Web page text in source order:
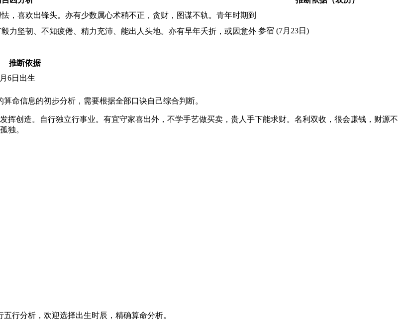
，喜欢出锋头。亦有少数属心术稍不正，贪财，图谋不轨。青年时期到
力坚韧、不知疲倦、精力充沛、能出人头地。亦有早年夭折，或因意外 参宿 (7月23日)
推断依据
6日出生
命信息的初步分析，需要根据全部口诀自己综合判断。
创造。自行独立行事业。有宜守家喜出外，不学手艺做买卖，贵人手下能求财。名利双收，很会赚钱，财源不
独。
行分析，欢迎选择出生时辰，精确算命分析。